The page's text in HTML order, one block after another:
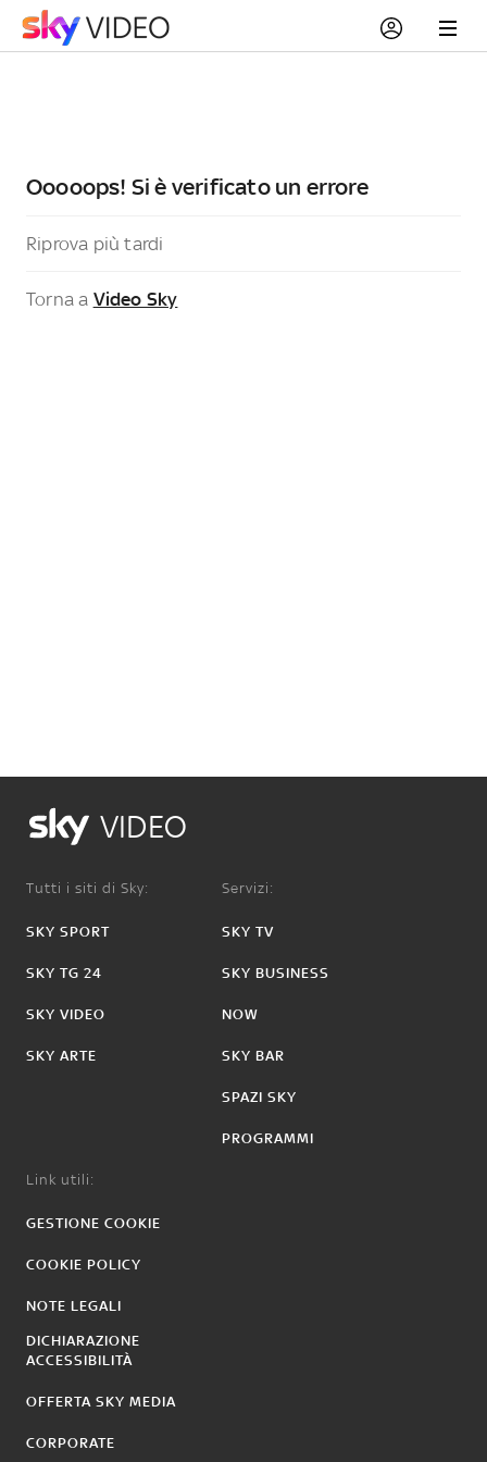
Ooooops! Si è verificato un errore
Riprova più tardi
Torna a Video Sky
VIDEO
Tutti i siti di Sky:
SKY SPORT
SKY TG 24
SKY VIDEO
SKY ARTE
Servizi:
SKY TV
SKY BUSINESS
NOW
SKY BAR
SPAZI SKY
PROGRAMMI
Link utili:
GESTIONE COOKIE
COOKIE POLICY
NOTE LEGALI
DICHIARAZIONE
ACCESSIBILITÀ
OFFERTA SKY MEDIA
CORPORATE